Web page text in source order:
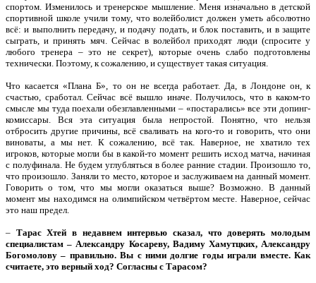
спортом. Изменилось и тренерское мышление. Меня изначально в детской
спортивной школе учили тому, что волейболист должен уметь абсолютно
всё: и выполнить передачу, и подачу подать, и блок поставить, и в защите
сыграть, и принять мяч. Сейчас в волейбол приходят люди (спросите у
любого тренера – это не секрет), которые очень слабо подготовлены
технически. Поэтому, к сожалению, и существует такая ситуация.
Что касается «Плана Б», то он не всегда работает. Да, в Лондоне он, к
счастью, сработал. Сейчас всё вышло иначе. Получилось, что в каком-то
смысле мы туда поехали обезглавленными – «постарались» все эти допинг-
комиссары. Вся эта ситуация была непростой. Понятно, что нельзя
отбросить другие причины, всё сваливать на кого-то и говорить, что они
виноваты, а мы нет. К сожалению, всё так. Наверное, не хватило тех
игроков, которые могли бы в какой-то момент решить исход матча, начиная
с полуфинала. Не будем углубляться в более ранние стадии. Произошло то,
что произошло. Заняли то место, которое и заслуживаем на данный момент.
Говорить о том, что мы могли оказаться выше? Возможно. В данный
момент мы находимся на олимпийском четвёртом месте. Наверное, сейчас
это наш предел.
– Тарас Хтей в недавнем интервью сказал, что доверять молодым
специалистам – Александру Косареву, Вадиму Хамутцких, Александру
Богомолову – правильно. Вы с ними долгие годы играли вместе. Как
считаете, это верный ход? Согласны с Тарасом?